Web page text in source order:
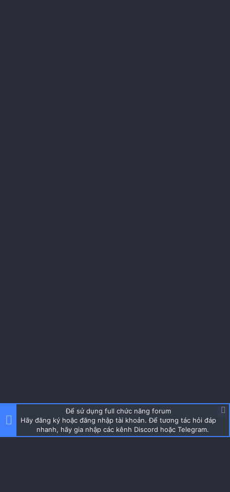
Để sử dụng full chức năng forum
Hãy đăng ký hoặc đăng nhập tài khoản. Để tương tác hỏi đáp
nhanh, hãy gia nhập các kênh Discord hoặc Telegram.